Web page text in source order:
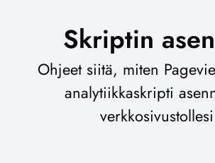
Skriptin
Ohjeet siitä, miten
analytiikkaskripti